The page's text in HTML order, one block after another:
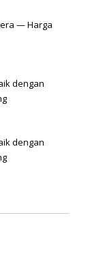
— Harga
dengan
dengan